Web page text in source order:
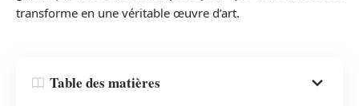
transforme en une véritable œuvre d’art.
Table des matières